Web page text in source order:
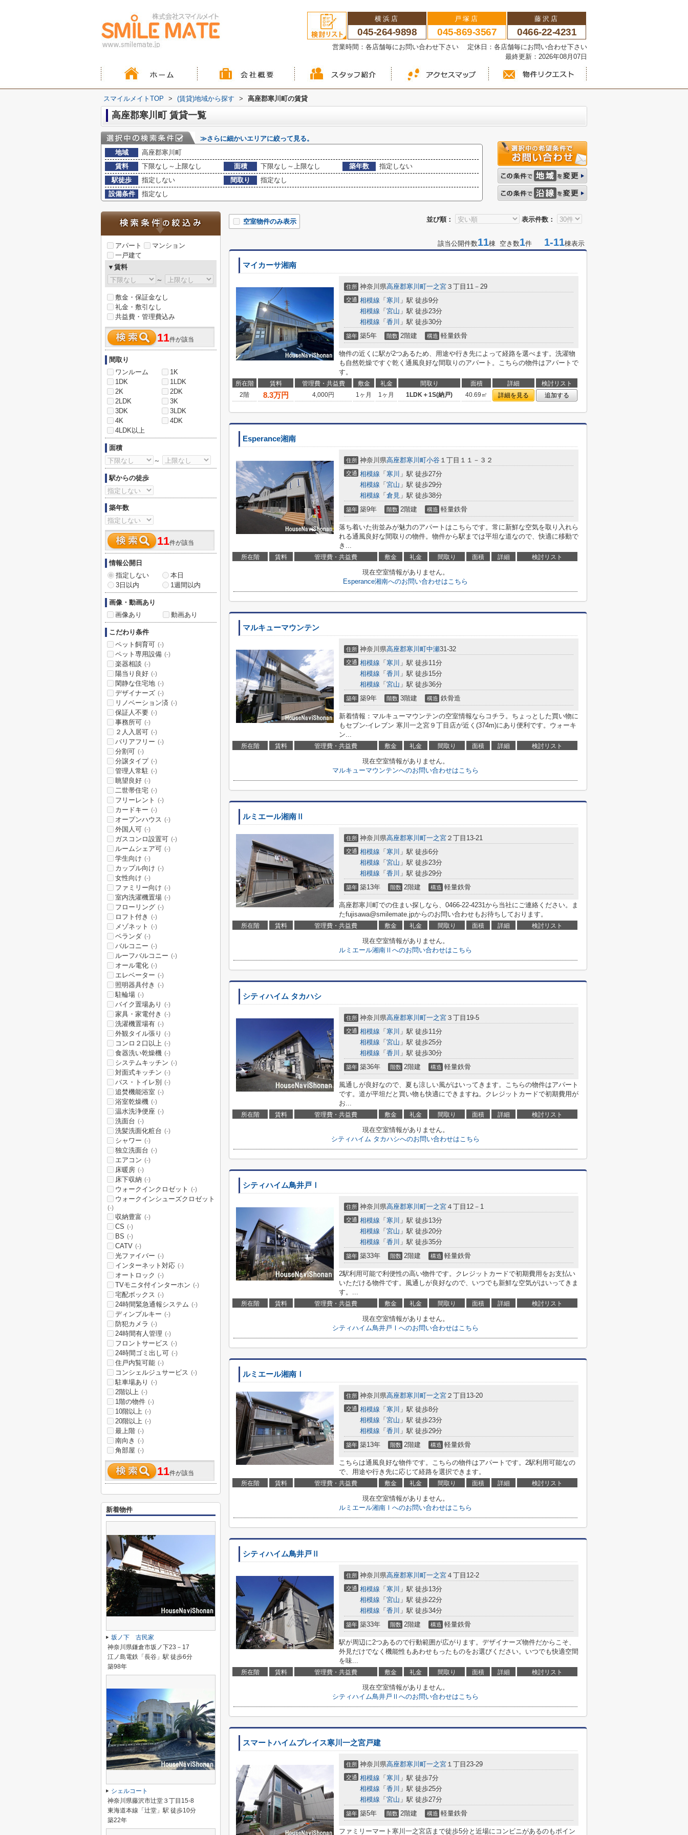
横浜店
045-264-9898
戸塚店
045-869-3567
藤沢店
0466-22-4231
営業時間：各店舗毎にお問い合わせ下さい 定休日：各店舗毎にお問い合わせ下さい
最終更新：2026年08月07日
スマイルメイトTOP > (賃貸)地域から探す > 高座郡寒川町の賃貸
高座郡寒川町 賃貸一覧
≫さらに細かいエリアに絞って見る。
地域
高座郡寒川町
賃料
下限なし～上限なし 面積 下限なし～上限なし 築年数
指定しない
駅徒歩
指定しない 間取り
指定なし
設備条件
指定なし
並び順： 表示件数：
空室物件のみ表示
該当公開件数11棟 空き数1件 1-11棟表示
マイカーサ湘南
住所 神奈川県高座郡寒川町一之宮 ３丁目11－29
交通 相模線 「 寒川 」駅 徒歩9分
相模線 「 宮山 」駅 徒歩23分
相模線 「 香川 」駅 徒歩30分
築年 築5年 階数 2階建 構造 軽量鉄骨
物件の近くに駅が2つあるため、用途や行き先によって経路を選べます。洗濯物
も自然乾燥ですぐ乾く通風良好な間取りのアパート。こちらの物件はアパートで
す。
所在階 賃料 管理費・共益費 敷金 礼金 間取り 面積 詳細
検討リスト
2階
8.3万円 4,000円 1ヶ月 1ヶ月 1LDK＋1S(納戸) 40.69㎡ 詳細を見る 追加する
Esperance湘南
住所 神奈川県高座郡寒川町小谷 １丁目１１－３２
交通 相模線 「 寒川 」駅 徒歩27分
相模線 「 宮山 」駅 徒歩29分
相模線 「 倉見 」駅 徒歩38分
築年 築9年 階数 2階建 構造 軽量鉄骨
落ち着いた街並みが魅力のアパートはこちらです。常に新鮮な空気を取り入れら
れる通風良好な間取りの物件。物件から駅までは平坦な道なので、快適に移動で
き...
所在階 賃料 管理費・共益費 敷金 礼金 間取り 面積 詳細 検討リスト
現在空室情報がありません。
Esperance湘南へのお問い合わせはこちら
マルキューマウンテン
住所 神奈川県高座郡寒川町中瀬31-32
交通 相模線 「 寒川 」駅 徒歩11分
相模線 「 香川 」駅 徒歩15分
相模線 「 宮山 」駅 徒歩36分
築年 築9年 階数 3階建 構造 鉄骨造
新着情報：マルキューマウンテンの空室情報ならコチラ。ちょっとした買い物に
もセブン‐イレブン 寒川一之宮９丁目店が近く(374m)にあり便利です。ウォーキ
ン...
所在階 賃料 管理費・共益費 敷金 礼金 間取り 面積 詳細 検討リスト
現在空室情報がありません。
マルキューマウンテンへのお問い合わせはこちら
ルミエール湘南Ⅱ
住所 神奈川県高座郡寒川町一之宮 ２丁目13-21
交通 相模線 「 寒川 」駅 徒歩6分
相模線 「 宮山 」駅 徒歩23分
相模線 「 香川 」駅 徒歩29分
築年 築13年 階数 2階建 構造 軽量鉄骨
高座郡寒川町での住まい探しなら、0466-22-4231から当社にご連絡ください。ま
たfujisawa@smilemate.jpからのお問い合わせもお待ちしております。
所在階 賃料 管理費・共益費 敷金 礼金 間取り 面積 詳細 検討リスト
現在空室情報がありません。
ルミエール湘南Ⅱへのお問い合わせはこちら
シティハイム タカハシ
住所 神奈川県高座郡寒川町一之宮 ３丁目19-5
交通 相模線 「 寒川 」駅 徒歩11分
相模線 「 宮山 」駅 徒歩25分
相模線 「 香川 」駅 徒歩30分
築年 築36年 階数 2階建 構造 軽量鉄骨
風通しが良好なので、夏も涼しい風がはいってきます。こちらの物件はアパート
です。道が平坦だと買い物も快適にできますね。クレジットカードで初期費用が
お...
所在階 賃料 管理費・共益費 敷金 礼金 間取り 面積 詳細 検討リスト
現在空室情報がありません。
シティハイム タカハシへのお問い合わせはこちら
シティハイム鳥井戸Ⅰ
住所 神奈川県高座郡寒川町一之宮 ４丁目12－1
交通 相模線 「 寒川 」駅 徒歩13分
相模線 「 宮山 」駅 徒歩20分
相模線 「 香川 」駅 徒歩35分
築年 築33年 階数 2階建 構造 軽量鉄骨
2駅利用可能で利便性の高い物件です。クレジットカードで初期費用をお支払い
いただける物件です。風通しが良好なので、いつでも新鮮な空気がはいってきま
す。...
所在階 賃料 管理費・共益費 敷金 礼金 間取り 面積 詳細 検討リスト
現在空室情報がありません。
シティハイム鳥井戸Ⅰへのお問い合わせはこちら
ルミエール湘南Ⅰ
住所 神奈川県高座郡寒川町一之宮 ２丁目13-20
交通 相模線 「 寒川 」駅 徒歩8分
相模線 「 宮山 」駅 徒歩23分
相模線 「 香川 」駅 徒歩29分
築年 築13年 階数 2階建 構造 軽量鉄骨
こちらは通風良好な物件です。こちらの物件はアパートです。2駅利用可能なの
で、用途や行き先に応じて経路を選択できます。
所在階 賃料 管理費・共益費 敷金 礼金 間取り 面積 詳細 検討リスト
現在空室情報がありません。
ルミエール湘南Ⅰへのお問い合わせはこちら
シティハイム鳥井戸Ⅱ
住所 神奈川県高座郡寒川町一之宮 ４丁目12-2
交通 相模線 「 寒川 」駅 徒歩13分
相模線 「 宮山 」駅 徒歩22分
相模線 「 香川 」駅 徒歩34分
築年 築33年 階数 2階建 構造 軽量鉄骨
駅が周辺に2つあるので行動範囲が広がります。デザイナーズ物件だからこそ、
外見だけでなく機能性もあわせもったものをお選びください。いつでも快適空間
を味...
所在階 賃料 管理費・共益費 敷金 礼金 間取り 面積 詳細 検討リスト
現在空室情報がありません。
シティハイム鳥井戸Ⅱへのお問い合わせはこちら
スマートハイムプレイス寒川一之宮戸建
住所 神奈川県高座郡寒川町一之宮 １丁目23-29
交通 相模線 「 寒川 」駅 徒歩7分
相模線 「 香川 」駅 徒歩25分
相模線 「 宮山 」駅 徒歩27分
築年 築5年 階数 2階建 構造 軽量鉄骨
ファミリーマート寒川一之宮店まで徒歩5分と近場にコンビニがあるのもポイン
アパート
マンション
一戸建て
▼賃料
～
敷金・保証金なし
礼金・敷引なし
共益費・管理費込み
11件が該当
間取り
ワンルーム
1K
1DK
1LDK
2K
2DK
2LDK
3K
3DK
3LDK
4K
4DK
4LDK以上
面積
～
駅からの徒歩
築年数
11件が該当
情報公開日
指定しない
本日
3日以内
1週間以内
画像・動画あり
画像あり
動画あり
こだわり条件
ペット飼育可 (-)
ペット専用設備 (-)
楽器相談 (-)
陽当り良好 (-)
閑静な住宅地 (-)
デザイナーズ (-)
リノベーション済 (-)
保証人不要 (-)
事務所可 (-)
２人入居可 (-)
バリアフリー (-)
分割可 (-)
分譲タイプ (-)
管理人常駐 (-)
眺望良好 (-)
二世帯住宅 (-)
フリーレント (-)
カードキー (-)
オープンハウス (-)
外国人可 (-)
ガスコンロ設置可 (-)
ルームシェア可 (-)
学生向け (-)
カップル向け (-)
女性向け (-)
ファミリー向け (-)
室内洗濯機置場 (-)
フローリング (-)
ロフト付き (-)
メゾネット (-)
ベランダ (-)
バルコニー (-)
ルーフバルコニー (-)
オール電化 (-)
エレベーター (-)
照明器具付き (-)
駐輪場 (-)
バイク置場あり (-)
家具・家電付き (-)
洗濯機置場有 (-)
外観タイル張り (-)
コンロ２口以上 (-)
食器洗い乾燥機 (-)
システムキッチン (-)
対面式キッチン (-)
バス・トイレ別 (-)
追焚機能浴室 (-)
浴室乾燥機 (-)
温水洗浄便座 (-)
洗面台 (-)
洗髪洗面化粧台 (-)
シャワー (-)
独立洗面台 (-)
エアコン (-)
床暖房 (-)
床下収納 (-)
ウォークインクロゼット (-)
ウォークインシューズクロゼット
(-)
収納豊富 (-)
CS (-)
BS (-)
CATV (-)
光ファイバー (-)
インターネット対応 (-)
オートロック (-)
TVモニタ付インターホン (-)
宅配ボックス (-)
24時間緊急通報システム (-)
ディンプルキー (-)
防犯カメラ (-)
24時間有人管理 (-)
フロントサービス (-)
24時間ゴミ出し可 (-)
住戸内覧可能 (-)
コンシェルジュサービス (-)
駐車場あり (-)
2階以上 (-)
1階の物件 (-)
10階以上 (-)
20階以上 (-)
最上階 (-)
南向き (-)
角部屋 (-)
11件が該当
新着物件
坂ノ下 古民家
神奈川県鎌倉市坂ノ下23－17
江ノ島電鉄「長谷」駅 徒歩6分
築98年
シェルコート
神奈川県藤沢市辻堂３丁目15-8
東海道本線「辻堂」駅 徒歩10分
築22年